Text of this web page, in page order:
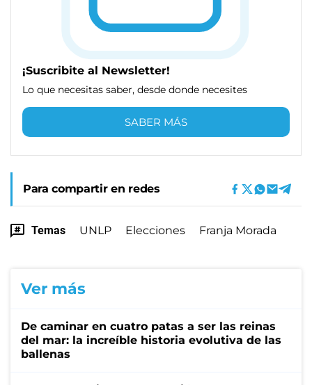
¡Suscribite al Newsletter!
Lo que necesitas saber, desde donde necesites
SABER MÁS
Para compartir en redes
Temas UNLP Elecciones Franja Morada
Ver más
De caminar en cuatro patas a ser las reinas
del mar: la increíble historia evolutiva de las
ballenas